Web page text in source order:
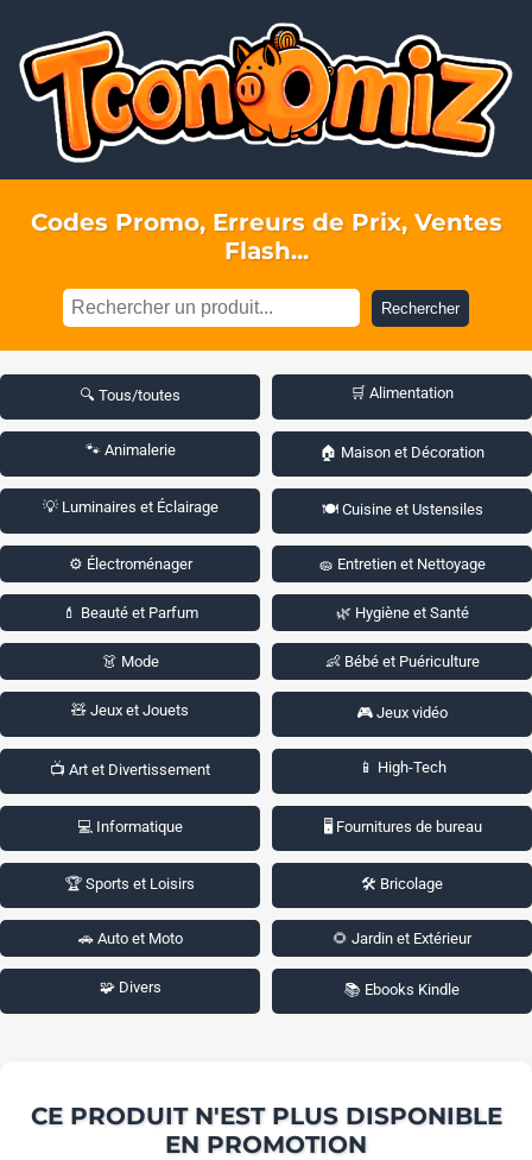
Codes Promo, Erreurs de Prix, Ventes
Flash...
Rechercher
🔍 Tous/toutes 🛒 Alimentation
🐾 Animalerie 🏠 Maison et Décoration
💡 Luminaires et Éclairage 🍽️ Cuisine et Ustensiles
⚙️ Électroménager 🧽 Entretien et Nettoyage
💄 Beauté et Parfum 🌿 Hygiène et Santé
👗 Mode 👶 Bébé et Puériculture
🧸 Jeux et Jouets 🎮 Jeux vidéo
📺 Art et Divertissement 📱 High-Tech
💻 Informatique 🖥️ Fournitures de bureau
🏆 Sports et Loisirs 🛠️ Bricolage
🚗 Auto et Moto 🌻 Jardin et Extérieur
🧩 Divers 📚 Ebooks Kindle
CE PRODUIT N'EST PLUS DISPONIBLE
EN PROMOTION